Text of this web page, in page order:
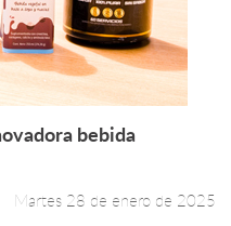
Leer más +
bebida
Martes 28 de enero de 2025